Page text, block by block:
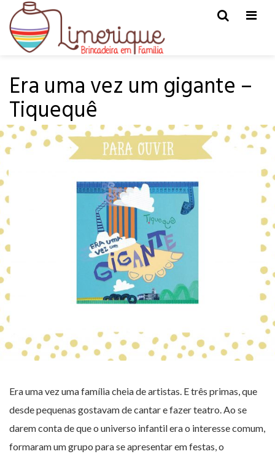
HOME PARA OUVIR
Era uma vez um gigante –
Tiquequê
Era uma vez uma família cheia de artistas. E três primas, que
desde pequenas gostavam de cantar e fazer teatro. Ao se
darem conta de que o universo infantil era o interesse comum,
formaram um grupo para se apresentar em festas, o